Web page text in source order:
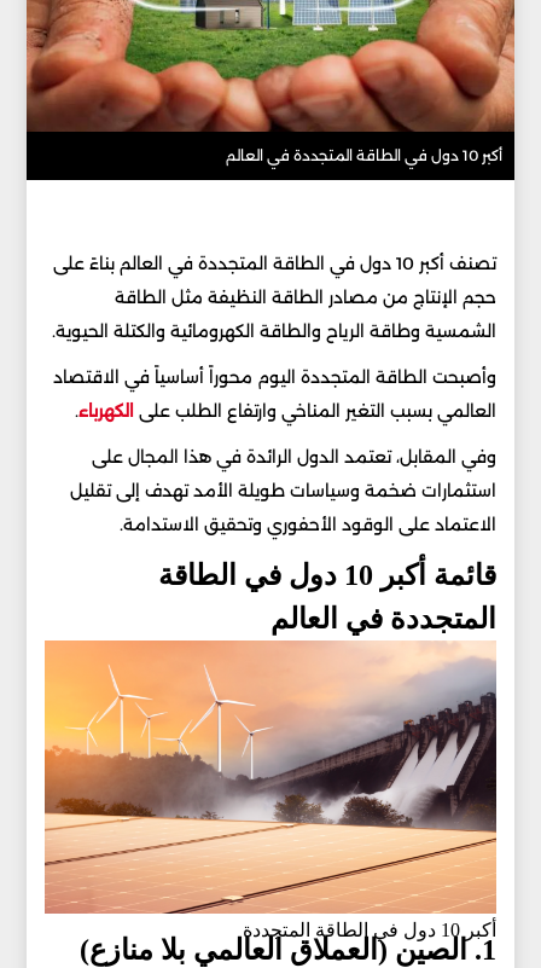
أكبر 10 دول في الطاقة المتجددة في العالم
تصنف أكبر 10 دول في الطاقة المتجددة في العالم بناءً على
حجم الإنتاج من مصادر الطاقة النظيفة مثل الطاقة
الشمسية وطاقة الرياح والطاقة الكهرومائية والكتلة الحيوية.
وأصبحت الطاقة المتجددة اليوم محوراً أساسياً في الاقتصاد
العالمي بسبب التغير المناخي وارتفاع الطلب على الكهرباء.
وفي المقابل، تعتمد الدول الرائدة في هذا المجال على
استثمارات ضخمة وسياسات طويلة الأمد تهدف إلى تقليل
الاعتماد على الوقود الأحفوري وتحقيق الاستدامة.
قائمة أكبر 10 دول في الطاقة
المتجددة في العالم
أكبر 10 دول في الطاقة المتجددة
1. الصين (العملاق العالمي بلا منازع)